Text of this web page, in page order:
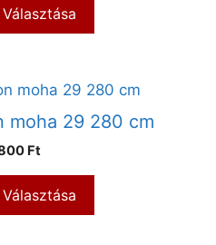
moha 29 280 cm
Ft